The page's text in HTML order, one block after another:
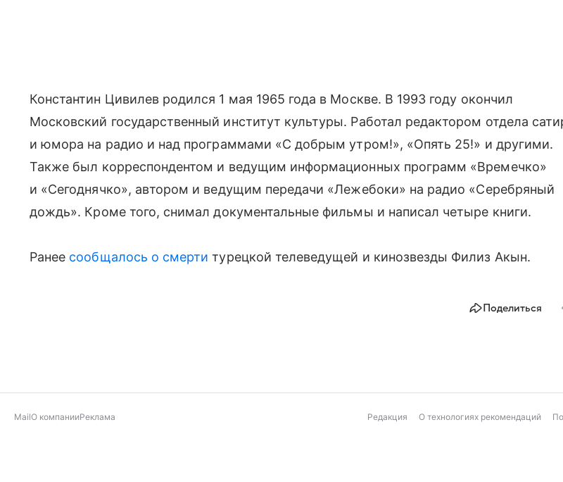
Константин Цивилев родился 1 мая 1965 года в Москве. В 1993 году окончил
Московский государственный институт культуры. Работал редактором отдела
и юмора на радио и над программами «С добрым утром!», «Опять 25!» и другими.
Также был корреспондентом и ведущим информационных программ «Времечко»
и «Сегоднячко», автором и ведущим передачи «Лежебоки» на радио «Серебряный
дождь». Кроме того, снимал документальные фильмы и написал четыре книги.
Ранее сообщалось о смерти турецкой телеведущей и кинозвезды Филиз Акын.
Поделиться
MailО компанииРеклама Редакция О технологиях рекомендаций